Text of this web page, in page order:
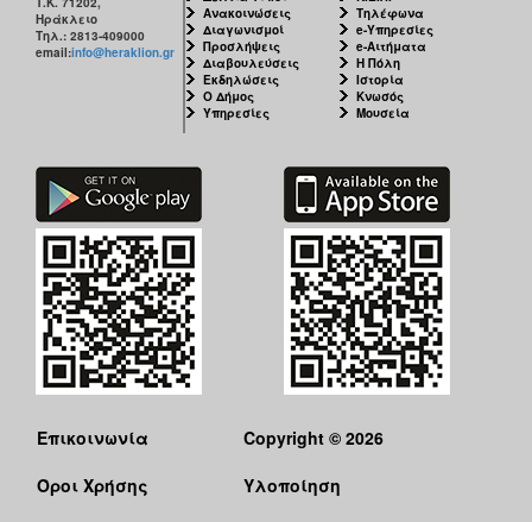
Ηράκλειο
Τηλ.: 2813-409000
email:info@heraklion.gr
Ανακοινώσεις
Διαγωνισμοί
Προσλήψεις
Διαβουλεύσεις
Εκδηλώσεις
Ο Δήμος
Υπηρεσίες
Τηλέφωνα
e-Υπηρεσίες
e-Αιτήματα
Η Πόλη
Ιστορία
Κνωσός
Μουσεία
Επικοινωνία
Όροι Χρήσης
Copyright © 2026
Υλοποίηση